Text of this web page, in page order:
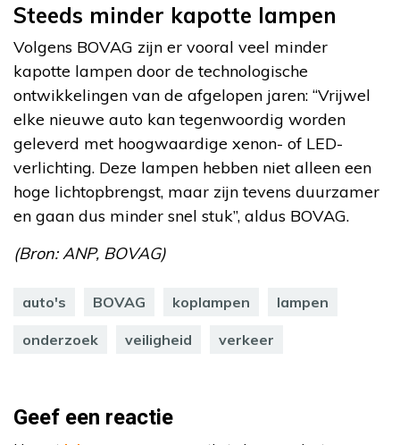
Steeds minder kapotte lampen
Volgens BOVAG zijn er vooral veel minder
kapotte lampen door de technologische
ontwikkelingen van de afgelopen jaren: “Vrijwel
elke nieuwe auto kan tegenwoordig worden
geleverd met hoogwaardige xenon- of LED-
verlichting. Deze lampen hebben niet alleen een
hoge lichtopbrengst, maar zijn tevens duurzamer
en gaan dus minder snel stuk”, aldus BOVAG.
(Bron: ANP, BOVAG)
auto's BOVAG koplampen lampen
onderzoek veiligheid verkeer
Geef een reactie